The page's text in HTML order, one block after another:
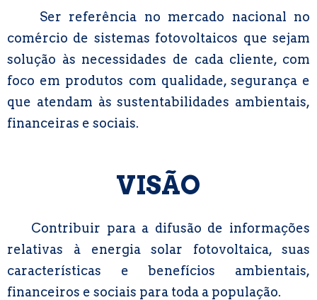
Ser referência no mercado nacional no
comércio de sistemas fotovoltaicos que sejam
solução às necessidades de cada cliente, com
foco em produtos com qualidade, segurança e
que atendam às sustentabilidades ambientais,
financeiras e sociais.
VISÃO
Contribuir para a difusão de informações
relativas à energia solar fotovoltaica, suas
características e benefícios ambientais,
financeiros e sociais para toda a população.